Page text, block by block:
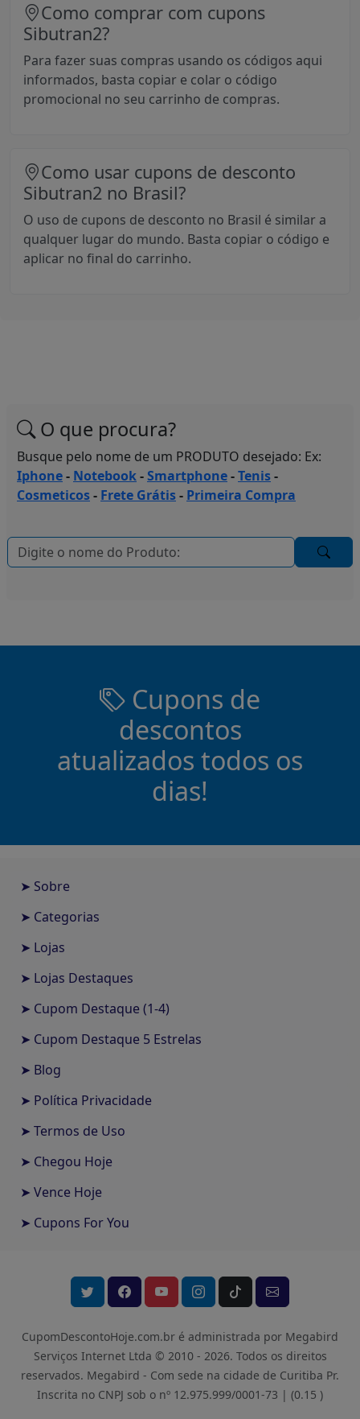
Como comprar com cupons
Sibutran2?
Para fazer suas compras usando os códigos aqui
informados, basta copiar e colar o código
promocional no seu carrinho de compras.
Como usar cupons de desconto
Sibutran2 no Brasil?
O uso de cupons de desconto no Brasil é similar a
qualquer lugar do mundo. Basta copiar o código e
aplicar no final do carrinho.
O que procura?
Busque pelo nome de um PRODUTO desejado: Ex:
Iphone- Notebook-Smartphone-Tenis-
Cosmeticos- Frete Grátis- Primeira Compra
Cupons de
descontos
atualizados todos os
dias!
➤ Sobre
➤ Categorias
➤ Lojas
➤ Lojas Destaques
➤ Cupom Destaque (1-4)
➤ Cupom Destaque 5 Estrelas
➤ Blog
➤ Política Privacidade
➤ Termos de Uso
➤ Chegou Hoje
➤ Vence Hoje
➤ Cupons For You
CupomDescontoHoje.com.br é administrada por Megabird
Serviços Internet Ltda © 2010 - 2026. Todos os direitos
reservados. Megabird - Com sede na cidade de Curitiba Pr.
Inscrita no CNPJ sob o nº 12.975.999/0001-73 | (0.15 )